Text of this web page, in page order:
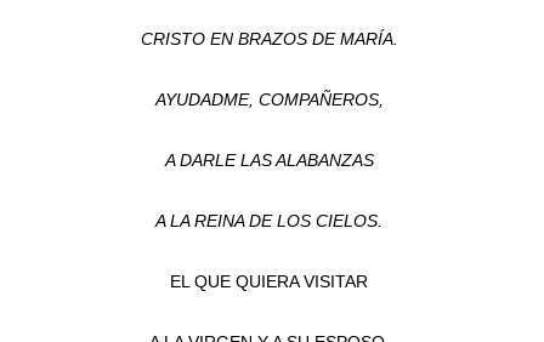
CRISTO EN BRAZOS DE MARÍA.
AYUDADME, COMPAÑEROS,
A DARLE LAS ALABANZAS
A LA REINA DE LOS CIELOS.
EL QUE QUIERA VISITAR